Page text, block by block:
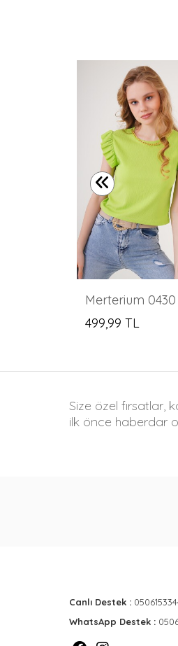
499,99 TL
Size özel fırsatlar,
ilk önce haberdar
Canlı Destek :
WhatsApp Destek :